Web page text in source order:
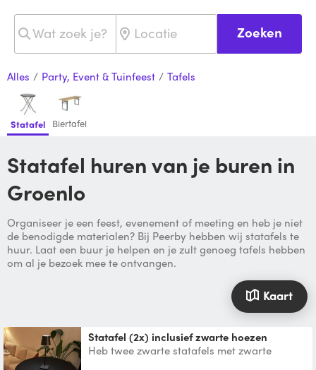
Zoeken
Alles / Party, Event & Tuinfeest / Tafels
Statafel Biertafel
Statafel huren van je buren in
Groenlo
Organiseer je een feest, evenement of meeting en heb je niet
de benodigde materialen? Bij Peerby hebben wij statafels te
huur. Laat een buur je helpen en je zult genoeg tafels hebben
om al je bezoek mee te ontvangen.
Kaart
Statafel (2x) inclusief zwarte hoezen
Heb twee zwarte statafels met zwarte